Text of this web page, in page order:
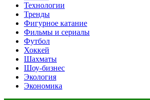
Технологии
Тренды
Фигурное катание
Фильмы и сериалы
Футбол
Хоккей
Шахматы
Шоу-бизнес
Экология
Экономика